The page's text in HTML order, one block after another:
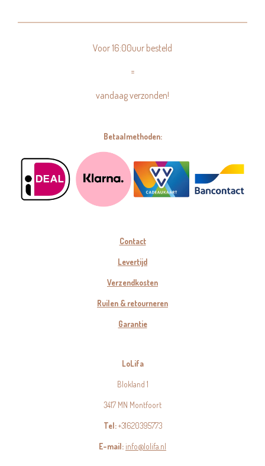
Voor 16:00uur besteld
=
vandaag verzonden!
Betaalmethoden:
Contact
Levertijd
Verzendkosten
Ruilen & retourneren
Garantie
LoLifa
Blokland 1
3417 MN Montfoort
Tel:+31620395773
E-mail:info@lolifa.nl